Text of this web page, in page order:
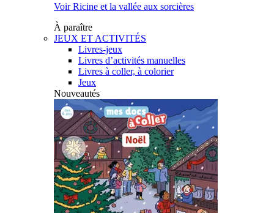
Voir Ricine et la vallée aux sorcières
À paraître
JEUX ET ACTIVITÉS
Livres-jeux
Livres d’activités manuelles
Livres à coller, à colorier
Jeux
Nouveautés